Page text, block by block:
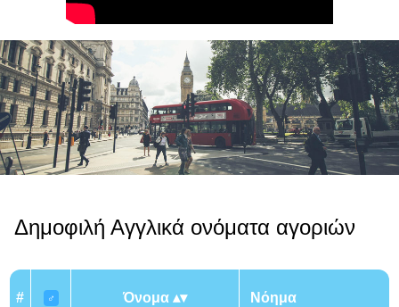
Δημοφιλή Αγγλικά ονόματα αγοριών
# ♂ Όνομα Νόημα